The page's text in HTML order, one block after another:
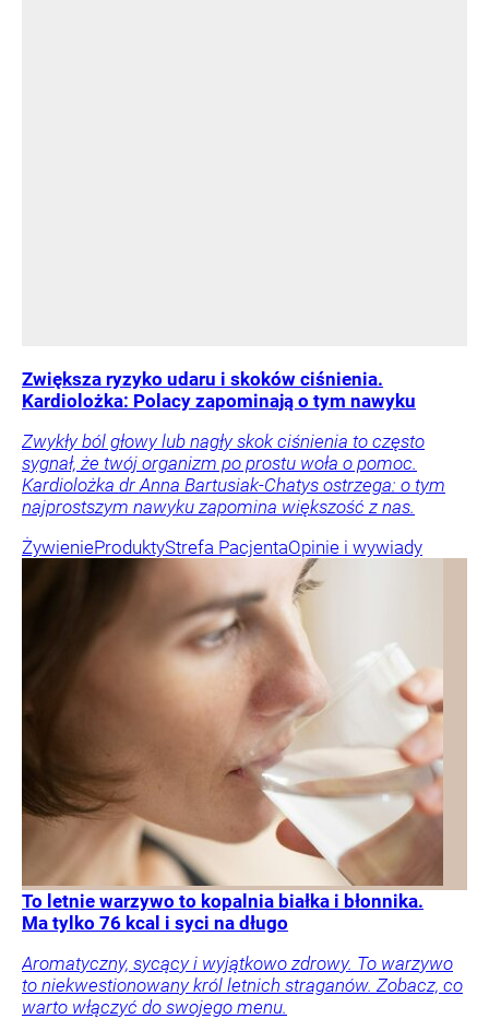
Zwiększa ryzyko udaru i skoków ciśnienia.
Kardiolożka: Polacy zapominają o tym nawyku
Zwykły ból głowy lub nagły skok ciśnienia to często
sygnał, że twój organizm po prostu woła o pomoc.
Kardiolożka dr Anna Bartusiak-Chatys ostrzega: o tym
najprostszym nawyku zapomina większość z nas.
ŻywienieProduktyStrefa PacjentaOpinie i wywiady
To letnie warzywo to kopalnia białka i błonnika.
Ma tylko 76 kcal i syci na długo
Aromatyczny, sycący i wyjątkowo zdrowy. To warzywo
to niekwestionowany król letnich straganów. Zobacz, co
warto włączyć do swojego menu.